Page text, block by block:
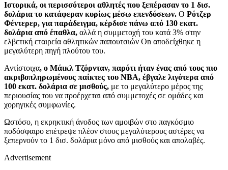
Ιστορικά, οι περισσότεροι αθλητές που ξεπέρασαν το 1 δισ.
δολάρια το κατάφεραν κυρίως μέσω επενδύσεων. Ο Ρότζερ
Φέντερερ, για παράδειγμα, κέρδισε πάνω από 130 εκατ.
δολάρια από έπαθλα, αλλά η συμμετοχή του κατά 3% στην
ελβετική εταιρεία αθλητικών παπουτσιών On αποδείχθηκε η
μεγαλύτερη πηγή πλούτου του.
Αντίστοιχα, ο Μάικλ Τζόρνταν, παρότι ήταν ένας από τους πιο
ακριβοπληρωμένους παίκτες του NBA, έβγαλε λιγότερα από
100 εκατ. δολάρια σε μισθούς, με το μεγαλύτερο μέρος της
περιουσίας του να προέρχεται από συμμετοχές σε ομάδες και
χορηγικές συμφωνίες.
Ωστόσο, η εκρηκτική άνοδος των αμοιβών στο παγκόσμιο
ποδόσφαιρο επέτρεψε πλέον στους μεγαλύτερους αστέρες να
ξεπερνούν το 1 δισ. δολάρια μόνο από μισθούς και απολαβές.
Advertisement